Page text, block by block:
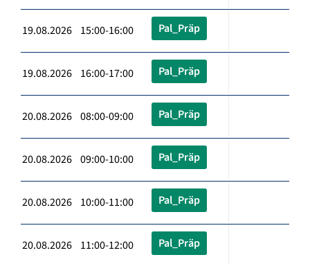
19.08.2026 15:00-16:00 Pal_Präp
19.08.2026 16:00-17:00 Pal_Präp
20.08.2026 08:00-09:00 Pal_Präp
20.08.2026 09:00-10:00 Pal_Präp
20.08.2026 10:00-11:00 Pal_Präp
20.08.2026 11:00-12:00 Pal_Präp